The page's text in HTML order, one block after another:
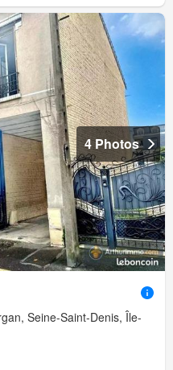
4 Photos
Seine-Saint-Denis, Île-